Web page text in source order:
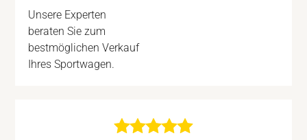
Unsere Experten
beraten Sie zum
bestmöglichen Verkauf
Ihres Sportwagen.